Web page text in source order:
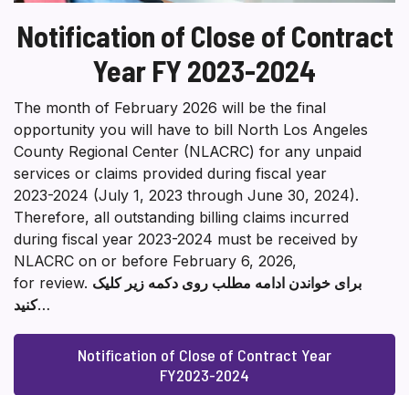
Notification of Close of Contract
Year FY 2023-2024
The month of February 2026 will be the final
opportunity you will have to bill North Los Angeles
County Regional Center (NLACRC) for any unpaid
services or claims provided during fiscal year
2023-2024 (July 1, 2023 through June 30, 2024).
Therefore, all outstanding billing claims incurred
during fiscal year 2023-2024 must be received by
NLACRC on or before February 6, 2026,
for review. برای خواندن ادامه مطلب روی دکمه زیر کلیک
کنید…
Notification of Close of Contract Year
FY2023-2024